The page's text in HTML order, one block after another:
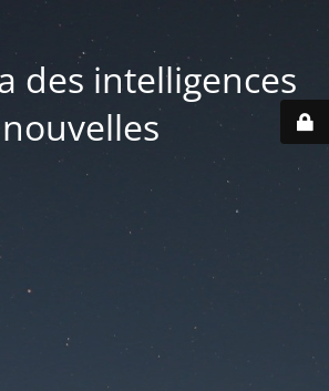
des intelligences
nouvelles